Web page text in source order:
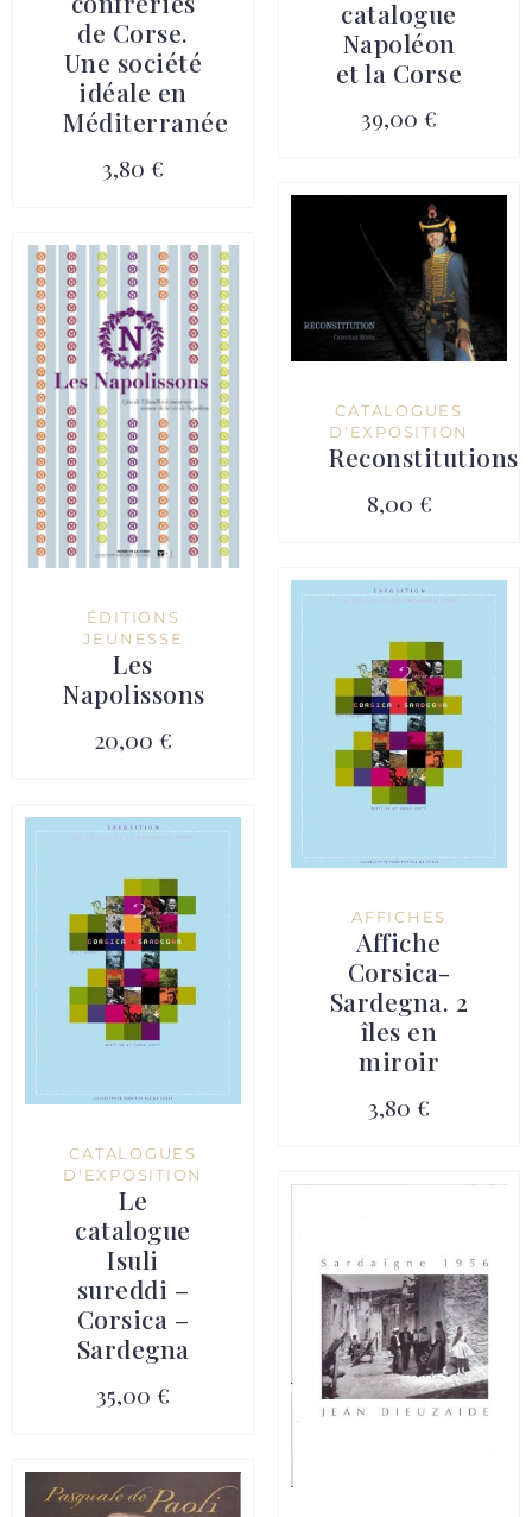
de Corse.
Une société
idéale en
Méditerranée
3,80 €
catalogue
Napoléon
et la Corse
39,00 €
CATALOGUES
D'EXPOSITION
Reconstitutions
8,00 €
ÉDITIONS
JEUNESSE
Les
Napolissons
20,00 €
AFFICHES
Affiche
Corsica-
Sardegna. 2
îles en
miroir
3,80 €
CATALOGUES
D'EXPOSITION
Le
catalogue
Isuli
sureddi –
Corsica –
Sardegna
35,00 €